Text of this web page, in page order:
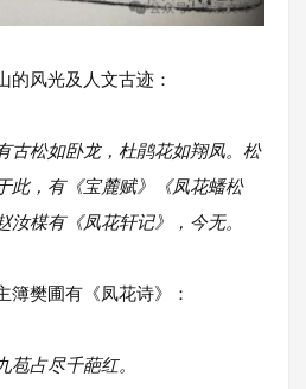
风光及人文古迹：
古松如卧龙，杜鹃花如翔凤。松
此，有《宝麓赋》《凤花蟠松
楳有《凤花轩记》，今无。
樊圃有《凤花诗》：
占尽千葩红。